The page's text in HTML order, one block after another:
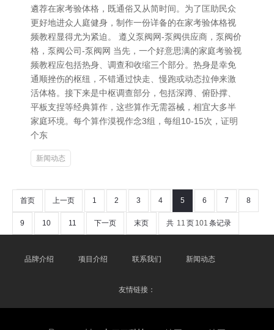
遴荐在家考验体格，既通俗又从简时间。为了匡助民众
更好地进众人庭健身，制作一份详备的在家考验体格视
频教程显得尤为紧迫。 遵义泵阀网-泵阀供应商，泵阀价
格，泵阀公司-泵阀网 当先，一个好意思满的家庭考验视
频教程应包括热身、调查和收缩三个部分。热身是幸免
通顺挫伤的枢纽，不错通过快走、慢跑或动态拉伸来激
活体格。接下来是中枢调查部分，包括深蹲、俯卧撑、
平板支捏等经典算作，这些算作无需器械，相宜大多半
家庭环境。每个算作漠视作念3组，每组10-15次，证明
个东
新闻动态
首页 上一页 1 2 3 4 5 6 7 8
9 10 11 下一页 末页 共 11 页 101 条记录
品牌介绍 项目介绍 联系我们 新闻动态
友情链接：